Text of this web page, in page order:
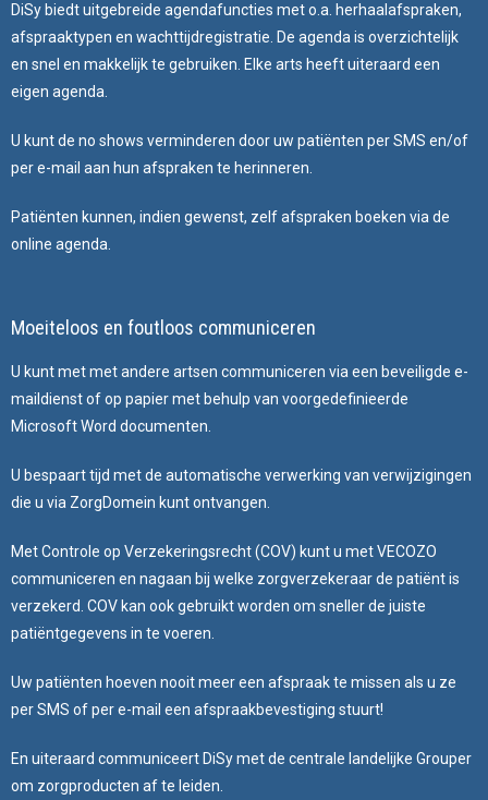
DiSy biedt uitgebreide agendafuncties met o.a. herhaalafspraken,
afspraaktypen en wachttijdregistratie. De agenda is overzichtelijk
en snel en makkelijk te gebruiken. Elke arts heeft uiteraard een
eigen agenda.
U kunt de no shows verminderen door uw patiënten per SMS en/of
per e-mail aan hun afspraken te herinneren.
Patiënten kunnen, indien gewenst, zelf afspraken boeken via de
online agenda.
Moeiteloos en foutloos communiceren
U kunt met met andere artsen communiceren via een beveiligde e-
maildienst of op papier met behulp van voorgedefinieerde
Microsoft Word documenten.
U bespaart tijd met de automatische verwerking van verwijzigingen
die u via ZorgDomein kunt ontvangen.
Met Controle op Verzekeringsrecht (COV) kunt u met VECOZO
communiceren en nagaan bij welke zorgverzekeraar de patiënt is
verzekerd. COV kan ook gebruikt worden om sneller de juiste
patiëntgegevens in te voeren.
Uw patiënten hoeven nooit meer een afspraak te missen als u ze
per SMS of per e-mail een afspraakbevestiging stuurt!
En uiteraard communiceert DiSy met de centrale landelijke Grouper
om zorgproducten af te leiden.